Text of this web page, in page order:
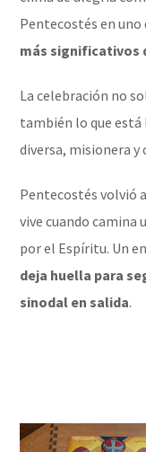
Pentecostés en uno
más significativos
La celebración no
también lo que está
diversa, misionera y
Pentecostés volvió
vive cuando camina
por el Espíritu. Un
deja huella para
sinodal en salida.